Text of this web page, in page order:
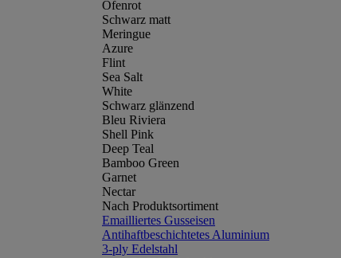
Ofenrot
Schwarz matt
Meringue
Azure
Flint
Sea Salt
White
Schwarz glänzend
Bleu Riviera
Shell Pink
Deep Teal
Bamboo Green
Garnet
Nectar
Nach Produktsortiment
Emailliertes Gusseisen
Antihaftbeschichtetes Aluminium
3-ply Edelstahl